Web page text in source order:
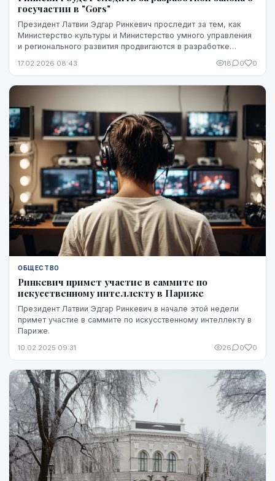
госучастии в "Gors"
Президент Латвии Эдгар Ринкевич проследит за тем, как
Министерство культуры и Министерство умного управления
и регионального развития продвигаются в разработке
17.02.2026 08:43 18 0 0
ОБЩЕСТВО
Ринкевич примет участие в саммите по
искусственному интеллекту в Париже
Президент Латвии Эдгар Ринкевич в начале этой недели
примет участие в саммите по искусственному интеллекту в
Париже.
10.02.2025 09:31 26 0 0